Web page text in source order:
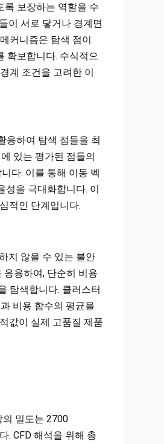
록 보장하는 역할을 수
이 서로 닿거나 경계면
커니즘은 탐색 점이
확보합니다. 수식적으
계 조건을 고려한 이
용하여 탐색 점들을 최
있는 평가된 점들의
다. 이를 통해 이동 벡
성을 극대화합니다. 이
적인 단계입니다.
지 않을 수 있는 불안
응용하여, 단순히 비용
탐색합니다. 클러스터
비용 함수의 평균을
값이 실제 고품질 제품
의 밀도는 2700
. CFD 해석을 위해 총